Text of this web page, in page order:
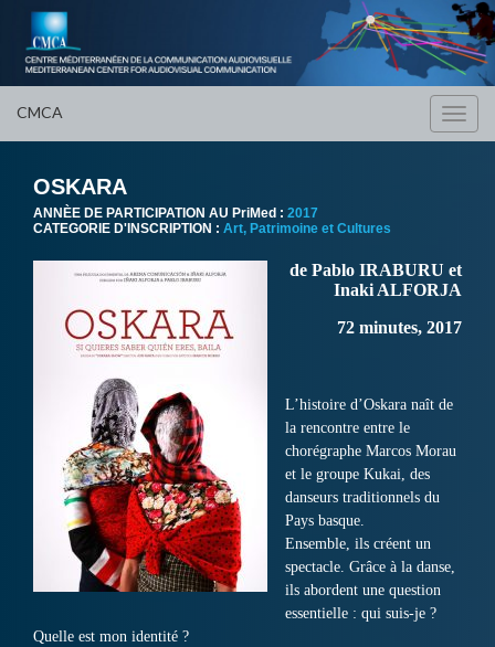
CMCA
OSKARA
ANNÈE DE PARTICIPATION AU PriMed : 2017
CATEGORIE D'INSCRIPTION : Art, Patrimoine et Cultures
de Pablo IRABURU et
Inaki ALFORJA
72 minutes, 2017
L’histoire d’Oskara naît de
la rencontre entre le
chorégraphe Marcos Morau
et le groupe Kukai, des
danseurs traditionnels du
Pays basque.
Ensemble, ils créent un
spectacle. Grâce à la danse,
ils abordent une question
essentielle : qui suis-je ?
Quelle est mon identité ?